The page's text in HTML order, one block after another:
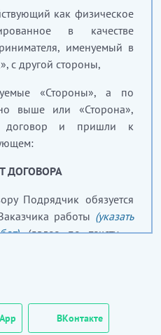
как физическое
в качестве
именуемый в
с другой стороны,
«Стороны», а по
выше или «Сторона»,
договор и пришли к
ДОГОВОРА
Подрядчик обязуется
работы (указать
(далее по тексту –
Заказчику в
обязуется принять
их стоимость.
ВКонтакте